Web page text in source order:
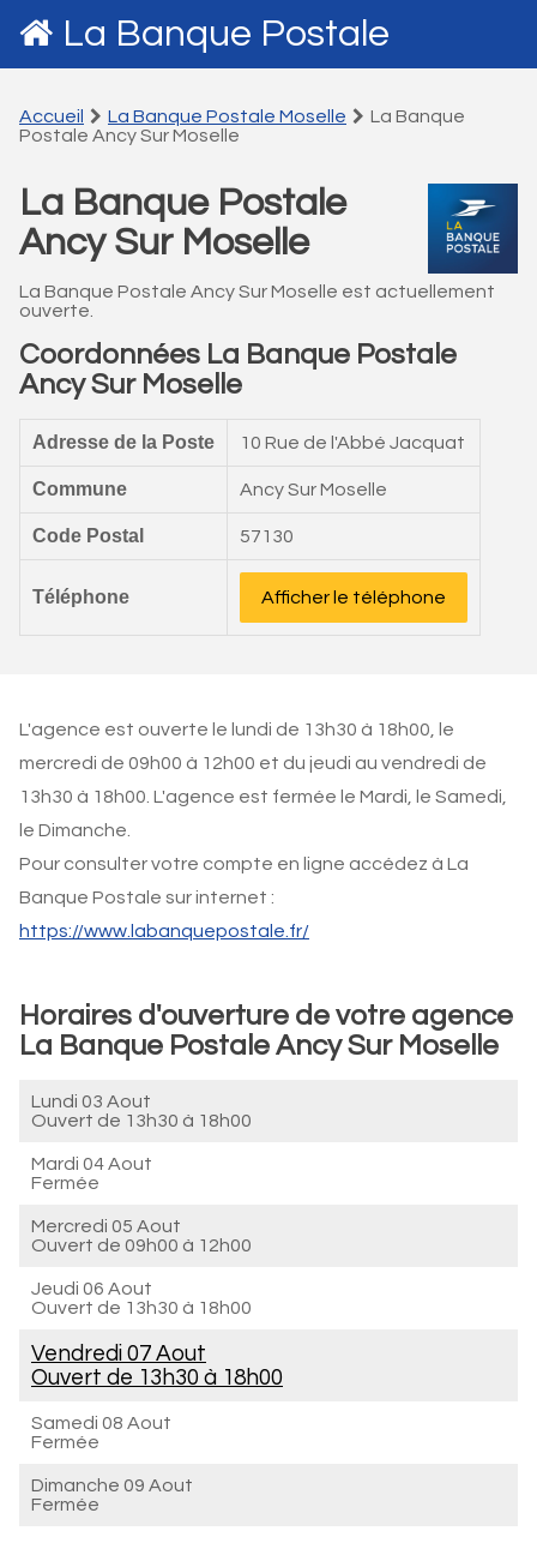
La Banque Postale
Accueil La Banque Postale Moselle
La Banque
Postale Ancy Sur Moselle
La Banque Postale
Ancy Sur Moselle
La Banque Postale Ancy Sur Moselle est actuellement
ouverte.
Coordonnées La Banque Postale
Ancy Sur Moselle
Adresse de la Poste 10 Rue de l'Abbé Jacquat
Commune Ancy Sur Moselle
Code Postal 57130
Téléphone Afficher le téléphone
L'agence est ouverte le lundi de 13h30 à 18h00, le
mercredi de 09h00 à 12h00 et du jeudi au vendredi de
13h30 à 18h00. L'agence est fermée le Mardi, le Samedi,
le Dimanche.
Pour consulter votre compte en ligne accédez à La
Banque Postale sur internet :
https://www.labanquepostale.fr/
Horaires d'ouverture de votre agence
La Banque Postale Ancy Sur Moselle
Lundi 03 Aout
Ouvert de 13h30 à 18h00
Mardi 04 Aout
Fermée
Mercredi 05 Aout
Ouvert de 09h00 à 12h00
Jeudi 06 Aout
Ouvert de 13h30 à 18h00
Vendredi 07 Aout
Ouvert de 13h30 à 18h00
Samedi 08 Aout
Fermée
Dimanche 09 Aout
Fermée